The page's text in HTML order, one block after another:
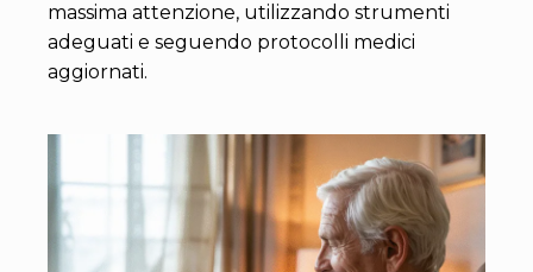
massima attenzione, utilizzando strumenti
adeguati e seguendo protocolli medici
aggiornati.